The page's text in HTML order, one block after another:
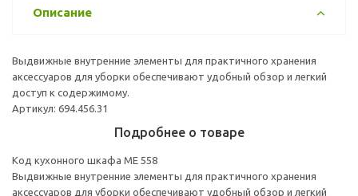
Описание
Выдвижные внутренние элементы для практичного хранения
аксессуаров для уборки обеспечивают удобный обзор и легкий
доступ к содержимому.
Артикул: 694.456.31
Подробнее о товаре
Код кухонного шкафа ME 558
Выдвижные внутренние элементы для практичного хранения
аксессуаров для уборки обеспечивают удобный обзор и легкий